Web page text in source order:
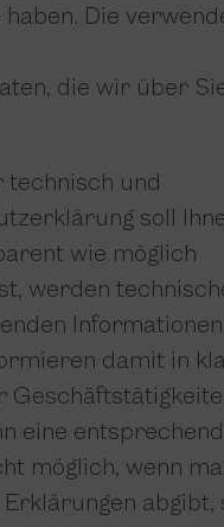
Die
die wir über
technisch und
soll
wie möglich
werden
Informationen
damit in
eine
möglich, wenn
abgibt,